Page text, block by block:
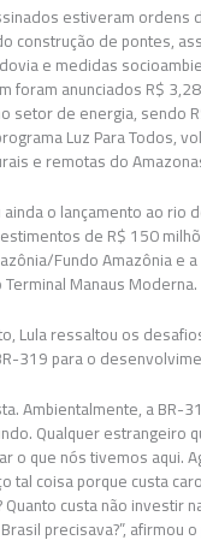
estiveram ordens
construção de pontes,
e medidas
foram anunciados R$
setor de energia, sendo
Luz Para Todos,
e remotas do
o lançamento ao rio
de R$ 150
Fundo Amazônia e
Manaus Moderna.
Lula ressaltou os
319 para o
Ambientalmente, a
Qualquer estrangeiro
o que nós tivemos aqui.
tal coisa porque custa
Quanto custa não investir
precisava?”, afirmou